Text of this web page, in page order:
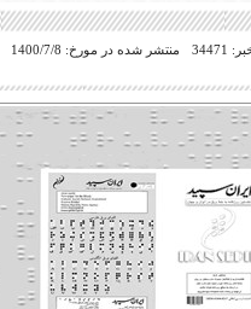
بریل در جهان
منتشر شده در مورخ: 1400/7/8